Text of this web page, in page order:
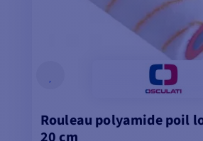
Rouleau polyamide poil